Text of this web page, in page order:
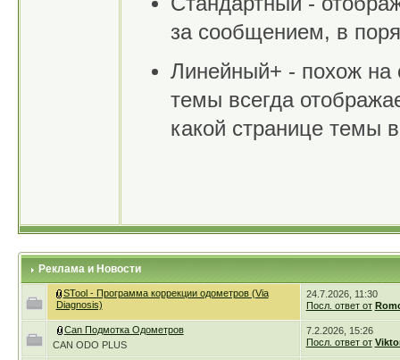
за сообщением, в
Линейный+ - похож на
темы всегда
какой странице темы
Реклама и Новости
STool - Программа коррекции одометров (Via
Diagnosis)
24.7.2026, 11:30
Посл. ответ от
Can Подмотка Одометров
CAN ODO PLUS
7.2.2026, 15:26
Посл. ответ от